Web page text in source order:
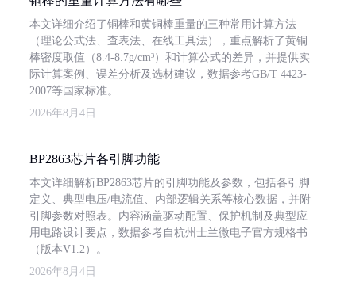
本文详细介绍了铜棒和黄铜棒重量的三种常用计算方法
（理论公式法、查表法、在线工具法），重点解析了黄铜
棒密度取值（8.4-8.7g/cm³）和计算公式的差异，并提供实
际计算案例、误差分析及选材建议，数据参考GB/T 4423-
2007等国家标准。
2026年8月4日
BP2863芯片各引脚功能
本文详细解析BP2863芯片的引脚功能及参数，包括各引脚
定义、典型电压/电流值、内部逻辑关系等核心数据，并附
引脚参数对照表。内容涵盖驱动配置、保护机制及典型应
用电路设计要点，数据参考自杭州士兰微电子官方规格书
（版本V1.2）。
2026年8月4日